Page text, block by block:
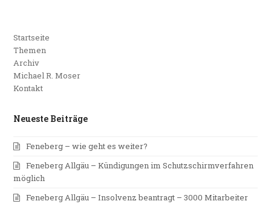
Startseite
Themen
Archiv
Michael R. Moser
Kontakt
Neueste Beiträge
Feneberg – wie geht es weiter?
Feneberg Allgäu – Kündigungen im Schutzschirmverfahren
möglich
Feneberg Allgäu – Insolvenz beantragt – 3000 Mitarbeiter